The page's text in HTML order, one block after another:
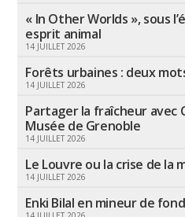
« In Other Worlds », sous
esprit animal
14 JUILLET 2026
Forêts urbaines : deux
14 JUILLET 2026
Partager la fraîcheur avec
Musée de Grenoble
14 JUILLET 2026
Le Louvre ou la crise de la
14 JUILLET 2026
Enki Bilal en mineur de